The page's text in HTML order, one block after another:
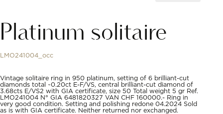
Platinum solitaire
LMO241004_occ
Vintage solitaire ring in 950 platinum, setting of 6 brilliant-cut
diamonds total ~0.20ct E-F/VS, central brilliant-cut diamond of
3.68cts E/VS2 with GIA certificate, size 50 Total weight 5 gr Ref.
LMO241004 N° GIA 6481820327 VAN CHF 160000.- Ring in
very good condition. Setting and polishing redone 04.2024 Sold
as is with GIA certificate. Neither returned nor exchanged.